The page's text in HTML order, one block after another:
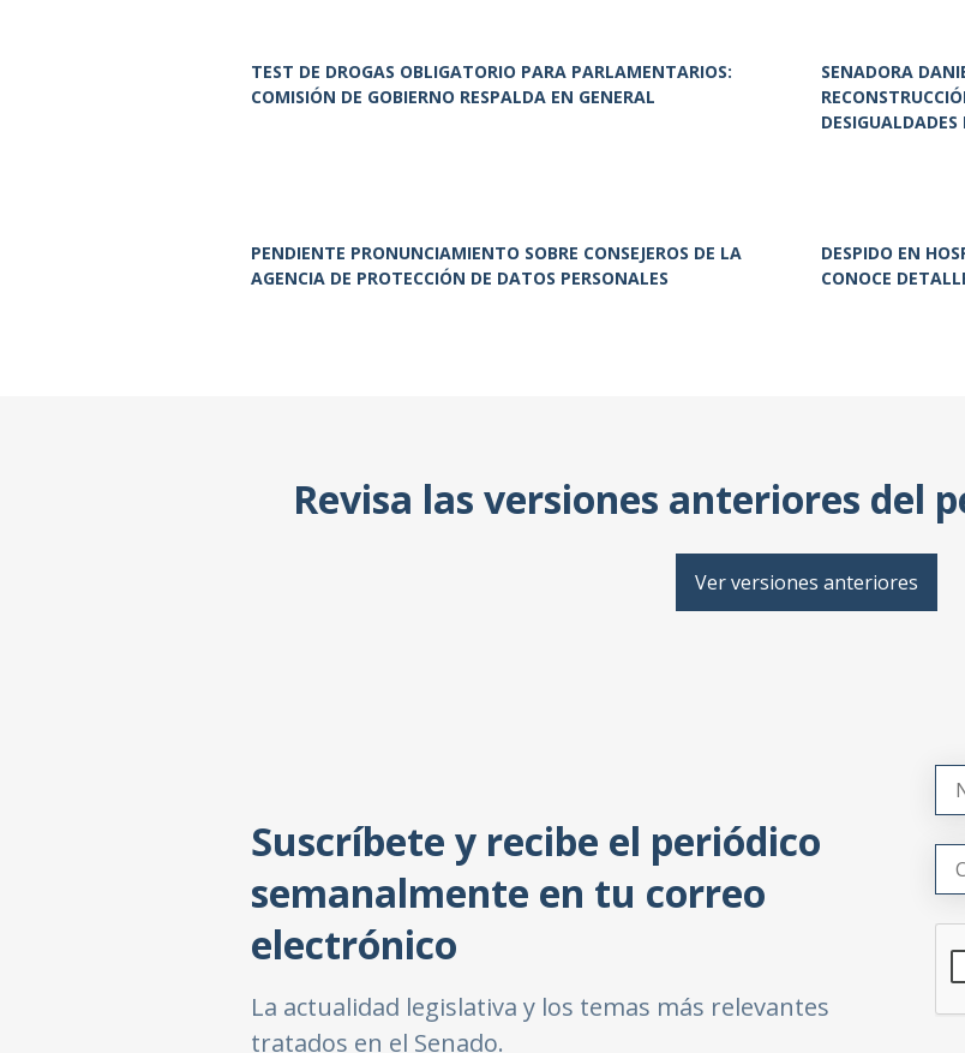
TEST DE DROGAS OBLIGATORIO PARA PARLAMENTARIOS:
COMISIÓN DE GOBIERNO RESPALDA EN GENERAL
SENADORA
PENDIENTE PRONUNCIAMIENTO SOBRE CONSEJEROS DE LA
AGENCIA DE PROTECCIÓN DE DATOS PERSONALES
DESPIDO EN
CONOCE
Revisa las versiones anteriores del
Ver versiones anteriores
Suscríbete y recibe el periódico
semanalmente en tu correo
electrónico
La actualidad legislativa y los temas más relevantes
tratados en el Senado.